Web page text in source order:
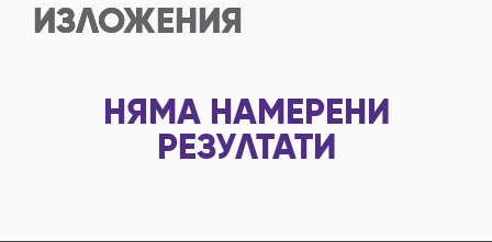
ИЗЛОЖЕНИЯ
НЯМА НАМЕРЕНИ
РЕЗУЛТАТИ